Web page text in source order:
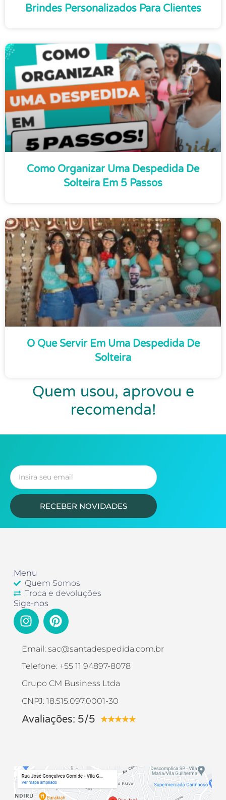
Brindes Personalizados Para Clientes
Como Organizar Uma Despedida De
Solteira Em 5 Passos
O Que Servir Em Uma Despedida De
Solteira
Quem usou, aprovou e
recomenda!
RECEBER NOVIDADES
Menu
Quem Somos
Troca e devoluções
Siga-nos
Email: sac@santadespedida.com.br
Telefone: +55 11 94897-8078
Grupo CM Business Ltda
CNPJ: 18.515.097.0001-30
Avaliações: 5/5 ★★★★★